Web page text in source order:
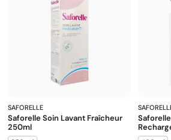
SAFORELLE
Saforelle Soin Lavant Fraîcheur
250ml